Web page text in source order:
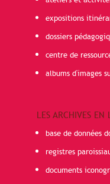
expositions
dossiers
centre de
albums d'images
LES ARCHIVES EN
base de données
registres
documents